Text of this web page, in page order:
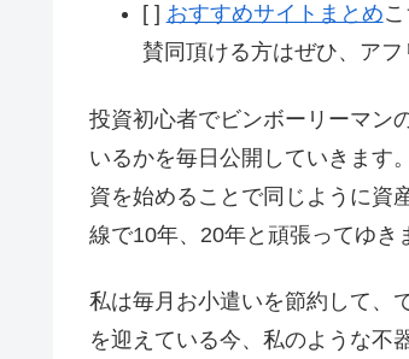
[ ] おすすめサイトまとめ
賛同頂ける方はぜひ、アフ
投資初心者でビンボーリーマン
いるかを毎日公開していきます
資を始めることで同じように資
線で10年、20年と頑張ってゆき
私は毎月お小遣いを節約して、
を迎えている今、私のような不